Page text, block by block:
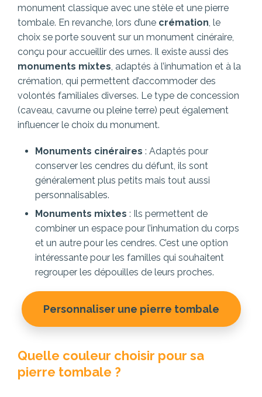
monument classique avec une stèle et une pierre
tombale. En revanche, lors d’une crémation, le
choix se porte souvent sur un monument cinéraire,
conçu pour accueillir des urnes. Il existe aussi des
monuments mixtes, adaptés à l’inhumation et à la
crémation, qui permettent d’accommoder des
volontés familiales diverses. Le type de concession
(caveau, cavurne ou pleine terre) peut également
influencer le choix du monument.
Monuments cinéraires : Adaptés pour
conserver les cendres du défunt, ils sont
généralement plus petits mais tout aussi
personnalisables.
Monuments mixtes : Ils permettent de
combiner un espace pour l’inhumation du corps
et un autre pour les cendres. C’est une option
intéressante pour les familles qui souhaitent
regrouper les dépouilles de leurs proches.
Personnaliser une pierre tombale
Quelle couleur choisir pour sa
pierre tombale ?